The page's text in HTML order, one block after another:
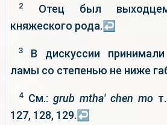
2
Отец был
княжеского рода.↩
3
В дискуссии
ламы со степенью не ниже
4См.: grub mtha' chen moт.
127, 128, 129.↩